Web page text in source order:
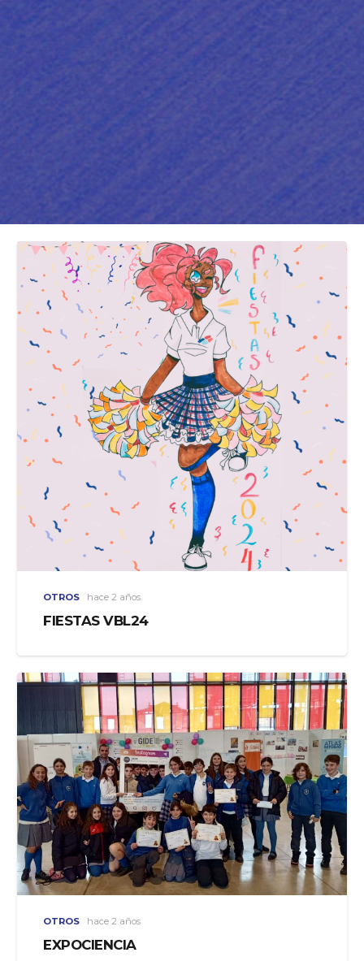
OTROS hace 2 años
FIESTAS VBL24
OTROS hace 2 años
EXPOCIENCIA